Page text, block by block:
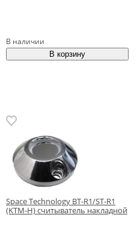
В наличии
Space Technology BT-R1/ST-R1
(KTM-H) считыватель накладной